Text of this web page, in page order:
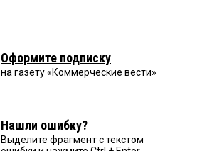
Оформите подписку
на газету «Коммерческие вести»
Нашли ошибку?
Выделите фрагмент с текстом